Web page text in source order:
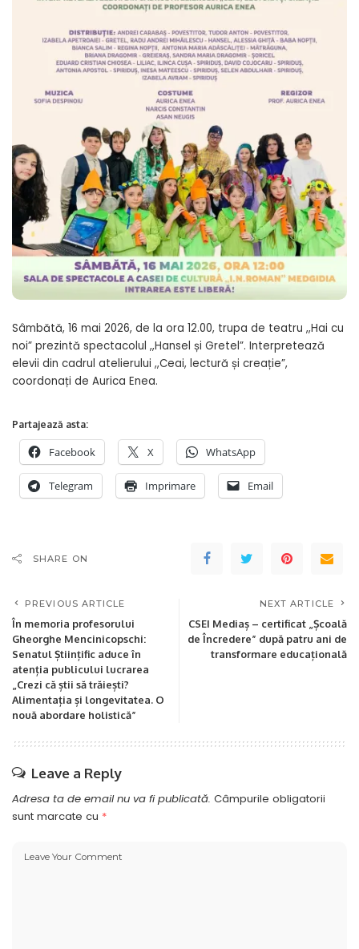
Sâmbătă, 16 mai 2026, de la ora 12.00, trupa de teatru ,,Hai cu
noi” prezintă spectacolul ,,Hansel și Gretel”. Interpretează
elevii din cadrul atelierului ,,Ceai, lectură și creație”,
coordonați de Aurica Enea.
Partajează asta:
Facebook X WhatsApp
Telegram Imprimare Email
SHARE ON
PREVIOUS ARTICLE
În memoria profesorului
Gheorghe Mencinicopschi:
Senatul Științific aduce în
atenția publicului lucrarea
„Crezi că știi să trăiești?
Alimentația și longevitatea. O
nouă abordare holistică”
NEXT ARTICLE
CSEI Mediaș – certificat „Școală
de Încredere” după patru ani de
transformare educațională
Leave a Reply
Adresa ta de email nu va fi publicată. Câmpurile obligatorii
sunt marcate cu *